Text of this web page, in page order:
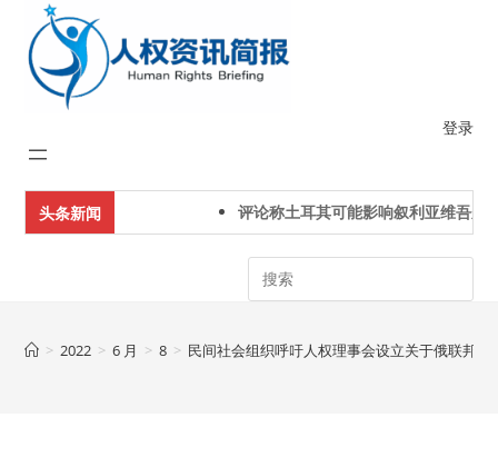
content
登录
头条新闻 评论称土耳其可能影响叙利亚维吾尔
Search
> 2022 > 6 月 > 8 > 民间社会组织呼吁人权理事会设立关于俄联邦人